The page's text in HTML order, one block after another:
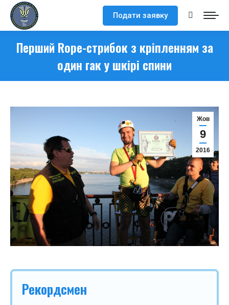
Подати заявку Search:
Перший Rope-­стрибок з кріпленням за
один гак у шкірі спини
Жов
9
2016
Рекордсмен